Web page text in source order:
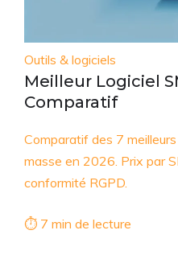
Outils & logiciels
Meilleur Logiciel
Comparatif
Comparatif des 7
masse en 2026. Prix par
conformité RGPD.
⏱ 7 min de lecture